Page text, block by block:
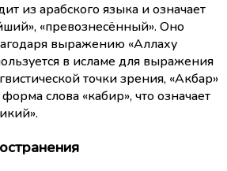
из арабского языка и означает
«превознесённый». Оно
выражению «Аллаху
в исламе для выражения
точки зрения, «Акбар»
слова «кабир», что означает